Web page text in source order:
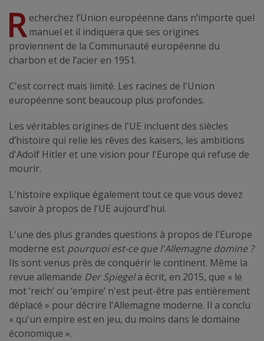
R echerchez l’Union européenne dans n’importe quel
manuel et il indiquera que ses origines
proviennent de la Communauté européenne du
charbon et de l’acier en 1951.
C'est correct mais limité. Les racines de l'Union
européenne sont beaucoup plus profondes.
Les véritables origines de l'UE incluent des siècles
d’histoire qui relie les rêves des kaisers, les ambitions
d'Adolf Hitler et une vision pour l'Europe qui refuse de
mourir.
L'histoire explique également tout ce que vous devez
savoir à propos de l'UE aujourd'hui.
L'une des plus grandes questions à propos de l'Europe
moderne est pourquoi est-ce que l'Allemagne domine ?
Ils sont venus près de conquérir le continent. Même la
revue allemande Der Spiegela écrit, en 2015, que « le
mot ‘reich’ ou ‘empire’ n'est peut-être pas entièrement
déplacé » pour décrire l'Allemagne moderne. Il a conclu
« qu'un empire est en jeu, du moins dans le domaine
économique ».